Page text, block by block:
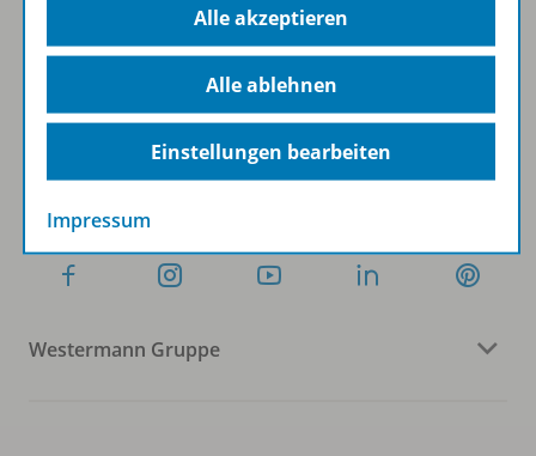
Zum Newsletter anmelden
Folgen Sie uns auf Social Media
Westermann Gruppe
Alle akzeptieren
Alle ablehnen
Einstellungen bearbeiten
Impressum